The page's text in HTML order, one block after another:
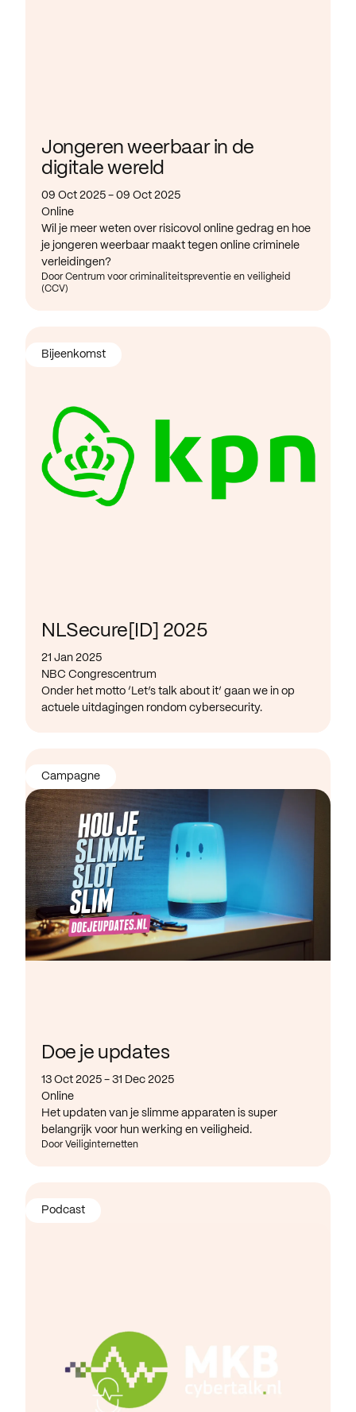
Jongeren weerbaar in de
digitale wereld
09 Oct 2025 - 09 Oct 2025
Online
Wil je meer weten over risicovol online gedrag en hoe
je jongeren weerbaar maakt tegen online criminele
verleidingen?
Door Centrum voor criminaliteitspreventie en veiligheid
(CCV)
NLSecure[ID] 2025
21 Jan 2025
NBC Congrescentrum
Onder het motto ‘Let’s talk about it’ gaan we in op
actuele uitdagingen rondom cybersecurity.
Bijeenkomst
Doe je updates
13 Oct 2025 - 31 Dec 2025
Online
Het updaten van je slimme apparaten is super
belangrijk voor hun werking en veiligheid.
Door Veiliginternetten
Campagne
Podcast